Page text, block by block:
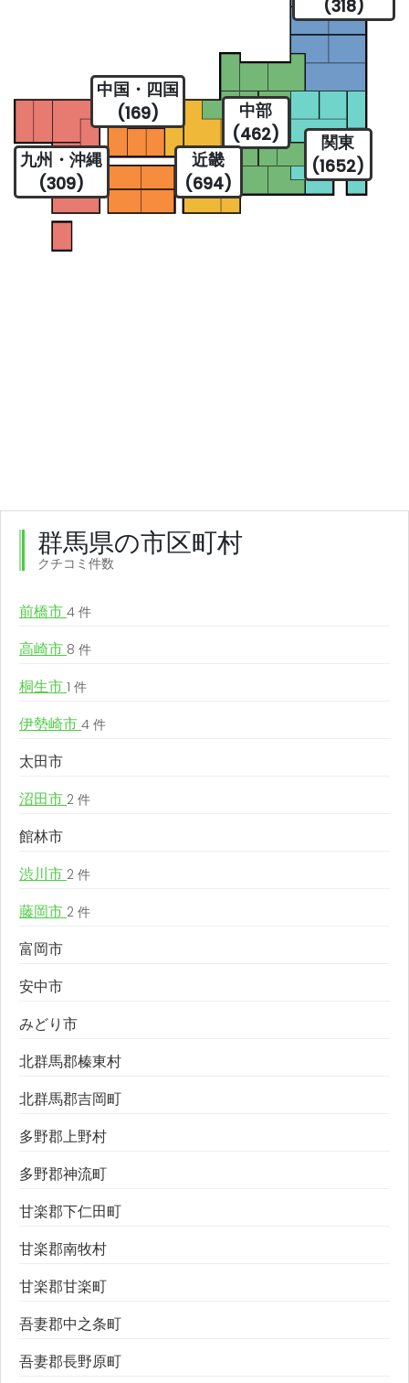
(318)
関東
(1652)
中部
(462)
近畿
(694)
中国・四国
(169)
九州・沖縄
(309)
群馬県の市区町村
クチコミ件数
前橋市 4 件
高崎市 8 件
桐生市 1 件
伊勢崎市 4 件
太田市
沼田市 2 件
館林市
渋川市 2 件
藤岡市 2 件
富岡市
安中市
みどり市
北群馬郡榛東村
北群馬郡吉岡町
多野郡上野村
多野郡神流町
甘楽郡下仁田町
甘楽郡南牧村
甘楽郡甘楽町
吾妻郡中之条町
吾妻郡長野原町